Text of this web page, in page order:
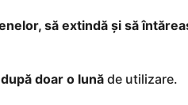
să extindă și să
doar o lună de utilizare.